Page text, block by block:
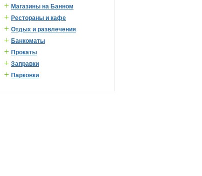
+ Магазины на Банном
+ Рестораны и кафе
+ Отдых и развлечения
+ Банкоматы
+ Прокаты
+ Заправки
+ Парковки